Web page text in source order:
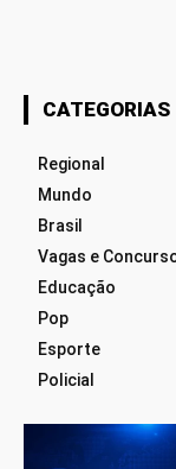
CATEGORIAS
Regional
Mundo
Brasil
Vagas e
Educação
Pop
Esporte
Policial